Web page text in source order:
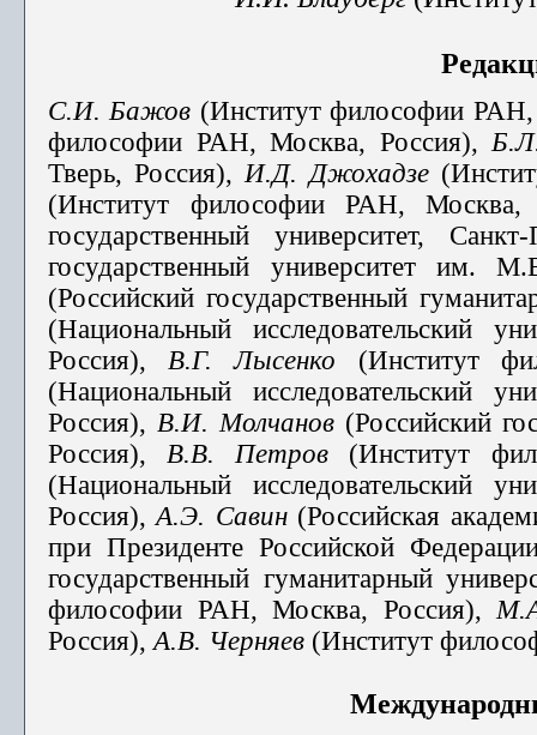
С.И. Бажов (Институт философии
философии РАН, Москва, Россия),
Тверь, Россия),И.Д. Джохадзе
(Институт философии РАН,
государственный университет,
государственный университет им.
(Российский государственный
(Национальный исследовательский
Россия),В.Г. Лысенко (Институт
(Национальный исследовательский
Россия),В.И. Молчанов (Российский
Россия),В.В. Петров (Институт
(Национальный исследовательский
Россия),А.Э. Савин (Российская
при Президенте Российской
государственный гуманитарный
философии РАН, Москва, Россия),
Россия),А.В. Черняев (Институт